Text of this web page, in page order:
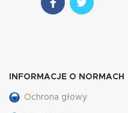
INFORMACJE O NORMACH
Ochrona głowy